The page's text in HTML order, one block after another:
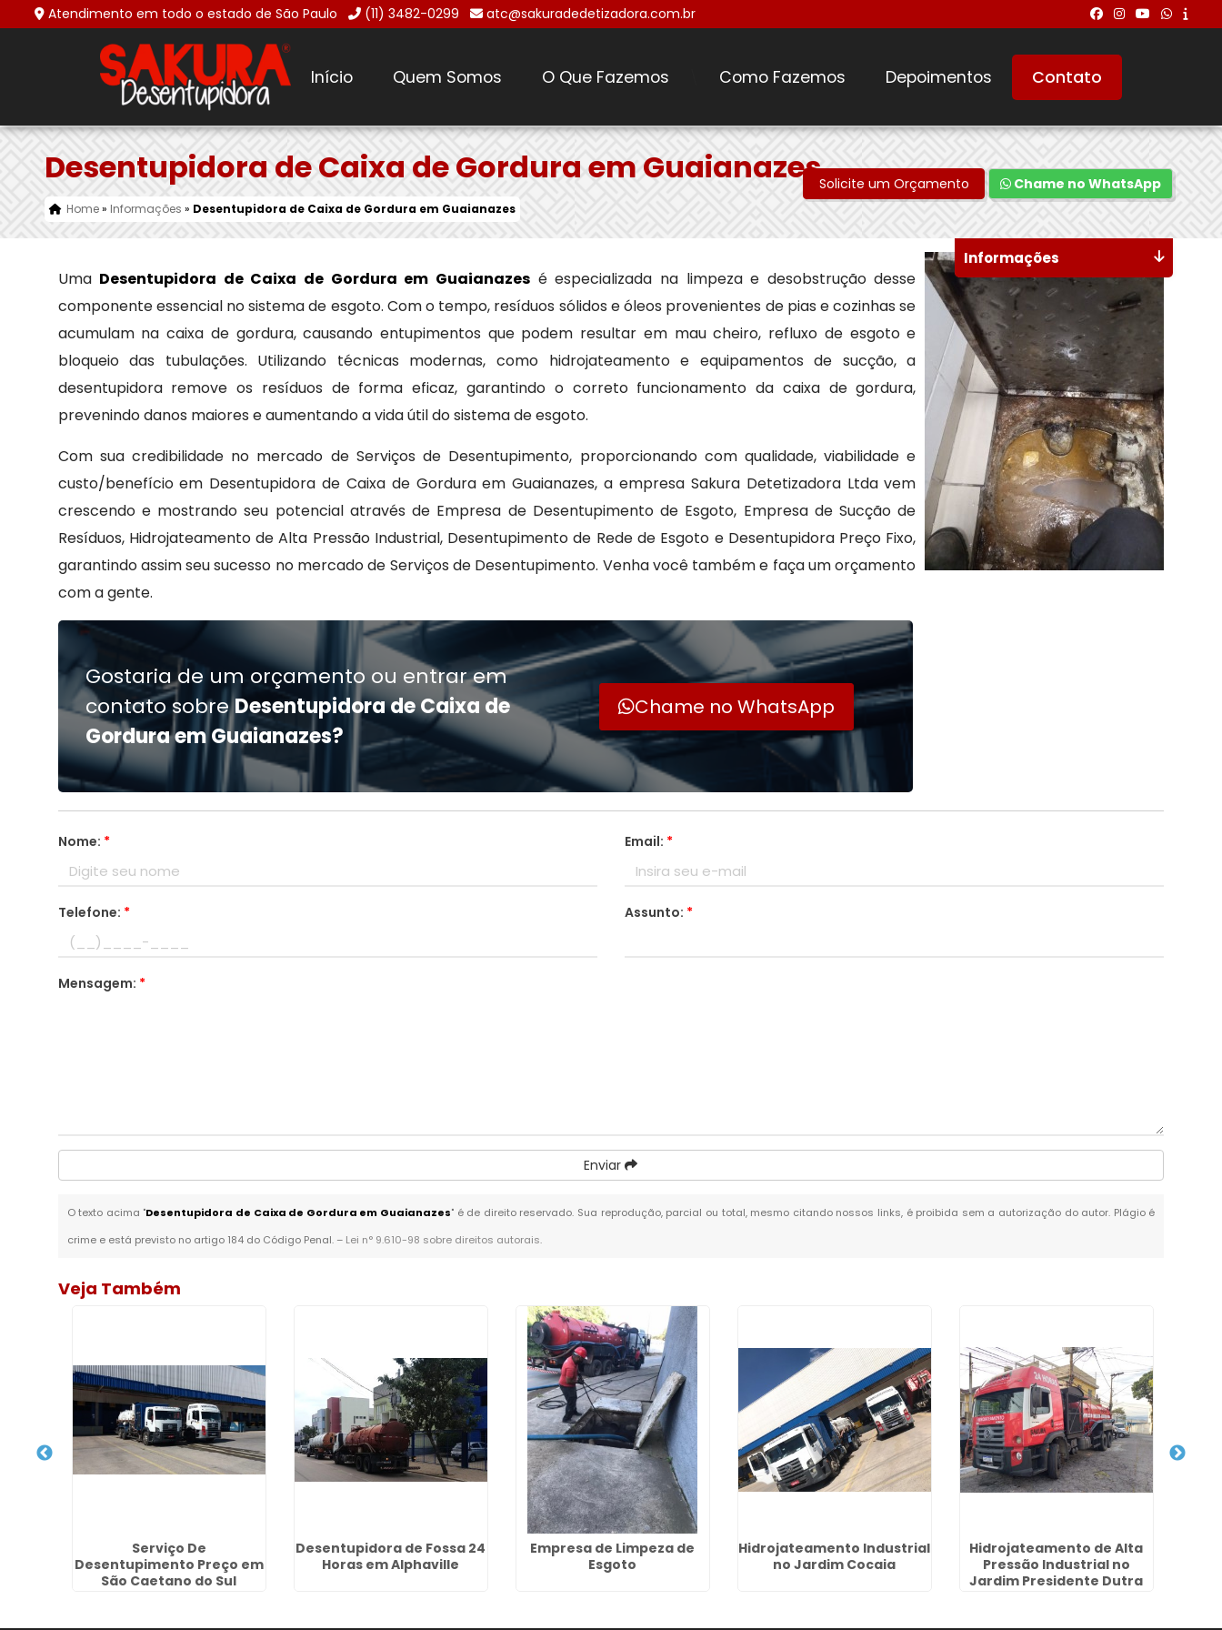
Atendimento em todo o estado de São Paulo (11) 3482-0299 atc@sakuradedetizadora.com.br
Início Quem Somos O Que Fazemos Como Fazemos Depoimentos Contato
Desentupidora de Caixa de Gordura em Guaianazes
Home» Informações » Desentupidora de Caixa de Gordura em Guaianazes
Solicite um Orçamento Chame no WhatsApp
Uma Desentupidora de Caixa de Gordura em Guaianazes é especializada na limpeza e desobstrução desse
componente essencial no sistema de esgoto. Com o tempo, resíduos sólidos e óleos provenientes de pias e cozinhas se
acumulam na caixa de gordura, causando entupimentos que podem resultar em mau cheiro, refluxo de esgoto e
bloqueio das tubulações. Utilizando técnicas modernas, como hidrojateamento e equipamentos de sucção, a
desentupidora remove os resíduos de forma eficaz, garantindo o correto funcionamento da caixa de gordura,
prevenindo danos maiores e aumentando a vida útil do sistema de esgoto.
Com sua credibilidade no mercado de Serviços de Desentupimento, proporcionando com qualidade, viabilidade e
custo/benefício em Desentupidora de Caixa de Gordura em Guaianazes, a empresa Sakura Detetizadora Ltda vem
crescendo e mostrando seu potencial através de Empresa de Desentupimento de Esgoto, Empresa de Sucção de
Resíduos, Hidrojateamento de Alta Pressão Industrial, Desentupimento de Rede de Esgoto e Desentupidora Preço Fixo,
garantindo assim seu sucesso no mercado de Serviços de Desentupimento. Venha você também e faça um orçamento
com a gente.
Gostaria de um orçamento ou entrar em
contato sobreDesentupidora de Caixa de
Gordura em Guaianazes?
Chame no WhatsApp
Nome: * Email: *
Telefone: * Assunto: *
Mensagem: *
Enviar
O texto acima "Desentupidora de Caixa de Gordura em Guaianazes" é de direito reservado. Sua reprodução, parcial ou total, mesmo citando nossos links, é proibida sem a autorização do autor. Plágio é
crime e está previsto no artigo 184 do Código Penal. – Lei n° 9.610-98 sobre direitos autorais.
Informações
Veja Também
Serviço De
Desentupimento Preço em
São Caetano do Sul
Desentupidora de Fossa 24
Horas em Alphaville
Empresa de Limpeza de
Esgoto
Hidrojateamento Industrial
no Jardim Cocaia
Hidrojateamento de Alta
Pressão Industrial no
Jardim Presidente Dutra